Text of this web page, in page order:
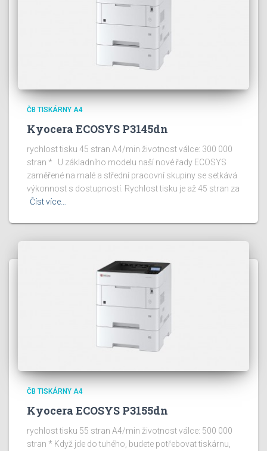
ČB TISKÁRNY A4
Kyocera ECOSYS P3145dn
rychlost tisku 45 stran A4/min životnost válce: 300 000
stran * U základního modelu naší nové řady ECOSYS
zaměřené na malé a střední pracovní skupiny se setkává
výkonnost s dostupností. Rychlost tisku je až 45 stran za
Číst více…
ČB TISKÁRNY A4
Kyocera ECOSYS P3155dn
rychlost tisku 55 stran A4/min životnost válce: 500 000
stran * Když jde do tuhého, budete potřebovat tiskárnu,